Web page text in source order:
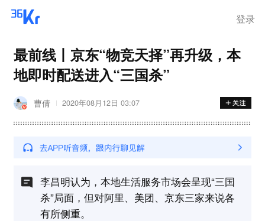
登录
最前线丨京东“物竞天择”再升级，本
地即时配送进入“三国杀”
曹倩 2020年08月12日 03:07
李昌明认为，本地生活服务市场会呈现“三国
杀”局面，但对阿里、美团、京东三家来说各
有所侧重。